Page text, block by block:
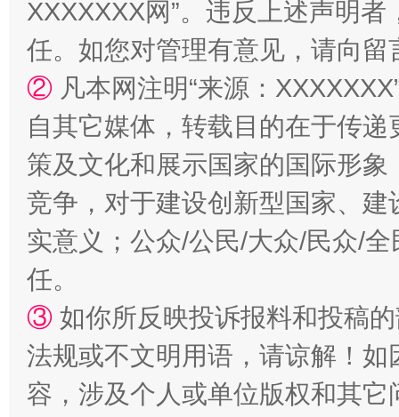
XXXXXXX网”。违反上述声明
任。如您对管理有意见，请向
② 凡本网注明“来源：
自其它媒体，转载目的在于传
策及文化和展示国家的国际形
竞争，对于建设创新型国家、
实意义；公众/公民/大众/民众/
任。
③ 如你所反映投诉报料和投稿
法规或不文明用语，请谅解！
容，涉及个人或单位版权和其它